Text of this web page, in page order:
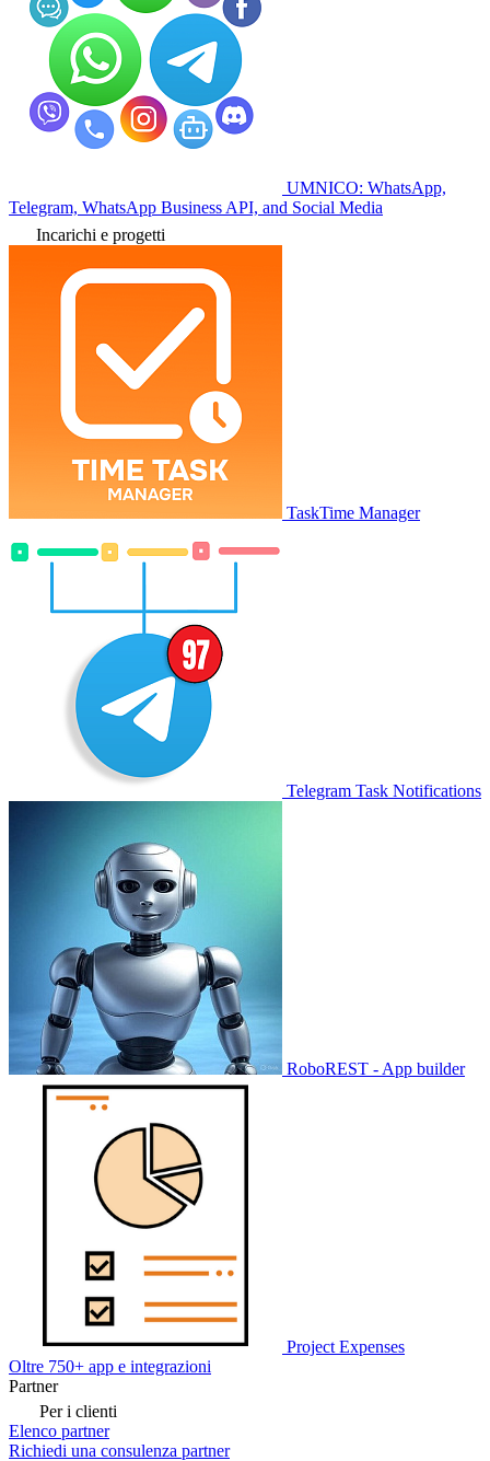
UMNICO: WhatsApp,
Telegram, WhatsApp Business API, and Social Media
Incarichi e progetti
TaskTime Manager
Telegram Task Notifications
RoboREST - App builder
Project Expenses
Oltre 750+ app e integrazioni
Partner
Per i clienti
Elenco partner
Richiedi una consulenza partner